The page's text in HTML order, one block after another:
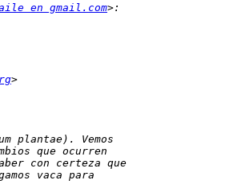
en gmail.com